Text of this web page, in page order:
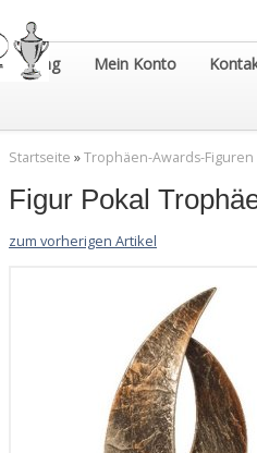
Gosling Mein Konto
Startseite »Trophäen-Awards-Figuren
Figur Pokal
zum vorherigen Artikel